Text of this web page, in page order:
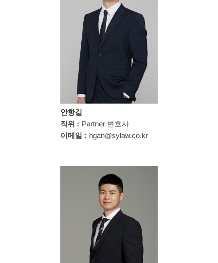
안항길
직위 : Partner 변호사
이메일 : hgan@sylaw.co.kr